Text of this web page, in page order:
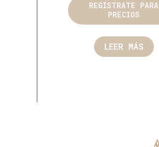
REGÍSTRATE PARA
PRECIOS
LEER MÁS